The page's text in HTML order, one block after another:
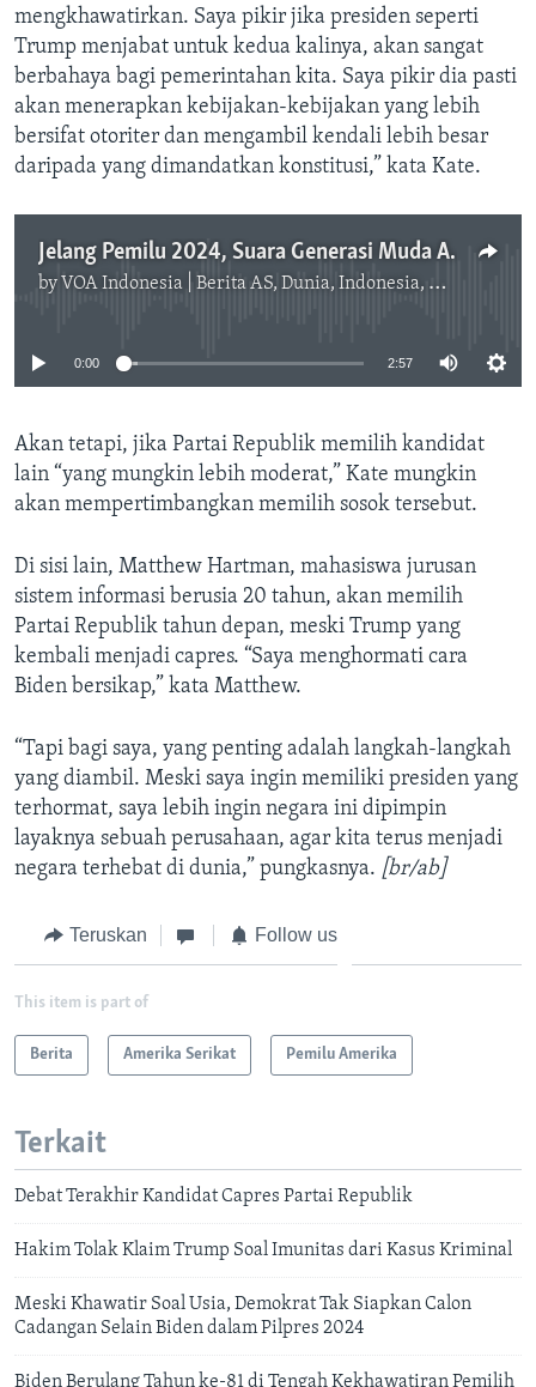
mengkhawatirkan. Saya pikir jika presiden seperti
Trump menjabat untuk kedua kalinya, akan sangat
berbahaya bagi pemerintahan kita. Saya pikir dia pasti
akan menerapkan kebijakan-kebijakan yang lebih
bersifat otoriter dan mengambil kendali lebih besar
daripada yang dimandatkan konstitusi,” kata Kate.
Jelang Pemilu 2024, Suara Generasi Muda AS Terpecah
by VOA Indonesia | Berita AS, Dunia, Indonesia, Diaspora Indonesia di AS
No media source currently available
0:00 2:57
Akan tetapi, jika Partai Republik memilih kandidat
lain “yang mungkin lebih moderat,” Kate mungkin
akan mempertimbangkan memilih sosok tersebut.
Di sisi lain, Matthew Hartman, mahasiswa jurusan
sistem informasi berusia 20 tahun, akan memilih
Partai Republik tahun depan, meski Trump yang
kembali menjadi capres. “Saya menghormati cara
Biden bersikap,” kata Matthew.
“Tapi bagi saya, yang penting adalah langkah-langkah
yang diambil. Meski saya ingin memiliki presiden yang
terhormat, saya lebih ingin negara ini dipimpin
layaknya sebuah perusahaan, agar kita terus menjadi
negara terhebat di dunia,” pungkasnya. [br/ab]
Teruskan Follow us
This item is part of
Berita Amerika Serikat Pemilu Amerika
Terkait
Debat Terakhir Kandidat Capres Partai Republik
Hakim Tolak Klaim Trump Soal Imunitas dari Kasus Kriminal
Meski Khawatir Soal Usia, Demokrat Tak Siapkan Calon
Cadangan Selain Biden dalam Pilpres 2024
Biden Berulang Tahun ke-81 di Tengah Kekhawatiran Pemilih